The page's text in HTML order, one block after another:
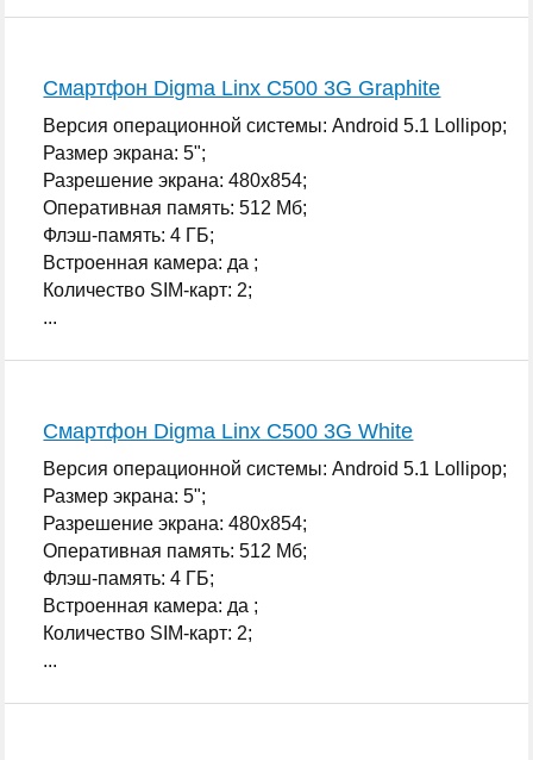
Смартфон Digma Linx C500 3G Graphite
Версия операционной системы: Android 5.1 Lollipop;
Размер экрана: 5";
Разрешение экрана: 480x854;
Оперативная память: 512 Мб;
Флэш-память: 4 ГБ;
Встроенная камера: да ;
Количество SIM-карт: 2;
...
Смартфон Digma Linx C500 3G White
Версия операционной системы: Android 5.1 Lollipop;
Размер экрана: 5";
Разрешение экрана: 480x854;
Оперативная память: 512 Мб;
Флэш-память: 4 ГБ;
Встроенная камера: да ;
Количество SIM-карт: 2;
...